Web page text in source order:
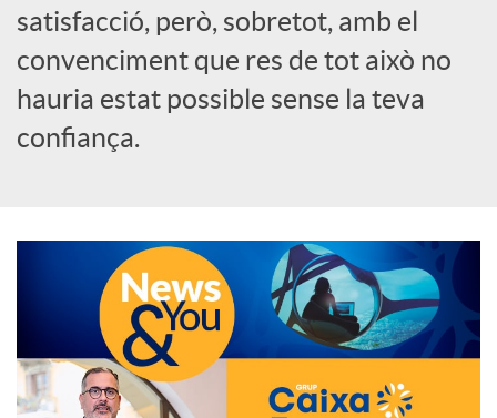
c
i
l
s
satisfacció, però, sobretot, amb el
convenciment que res de tot això no
hauria estat possible sense la teva
confiança.